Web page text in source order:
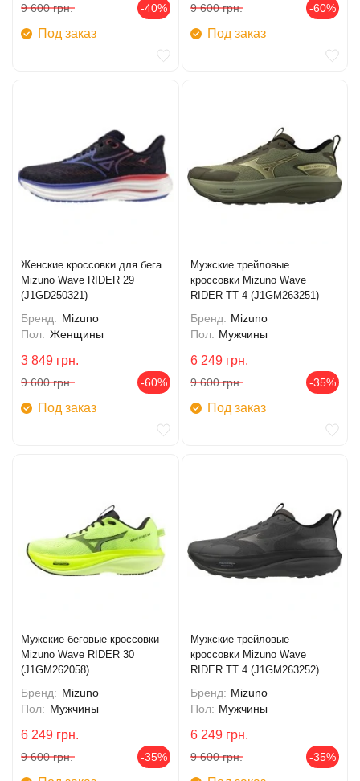
9 600 грн. -40%
Под заказ
9 600 грн. -60%
Под заказ
Женские кроссовки для бега
Mizuno Wave RIDER 29
(J1GD250321)
Бренд: Mizuno
Пол: Женщины
3 849 грн.
9 600 грн. -60%
Под заказ
Мужские трейловые
кроссовки Mizuno Wave
RIDER TT 4 (J1GM263251)
Бренд: Mizuno
Пол: Мужчины
6 249 грн.
9 600 грн. -35%
Под заказ
Мужские беговые кроссовки
Mizuno Wave RIDER 30
(J1GM262058)
Бренд: Mizuno
Пол: Мужчины
6 249 грн.
9 600 грн. -35%
Мужские трейловые
кроссовки Mizuno Wave
RIDER TT 4 (J1GM263252)
Бренд: Mizuno
Пол: Мужчины
6 249 грн.
9 600 грн. -35%